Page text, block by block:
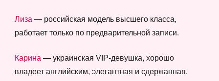
Лиза — российская модель высшего класса,
работает только по предварительной записи.
Карина — украинская VIP-девушка, хорошо
владеет английским, элегантная и сдержанная.